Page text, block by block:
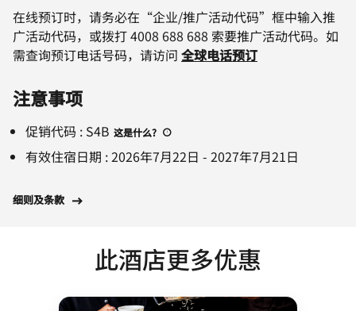
在线预订时，请务必在“企业/推广活动代码”框中输入推
广活动代码，或拨打 4008 688 688 索要推广活动代码。如
需查询预订电话号码，请访问 全球电话预订
注意事项
促销代码 : S4B 这是什么?
有效住宿日期 :2026年7月22日 - 2027年7月21日
细则及条款
此酒店更多优惠